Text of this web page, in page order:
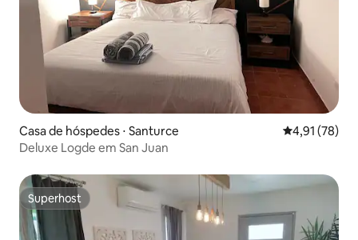
Casa de hóspedes ⋅ Santurce 4,91 de uma
4,91 (78)
Deluxe Logde em San Juan
Superhost
Superhost